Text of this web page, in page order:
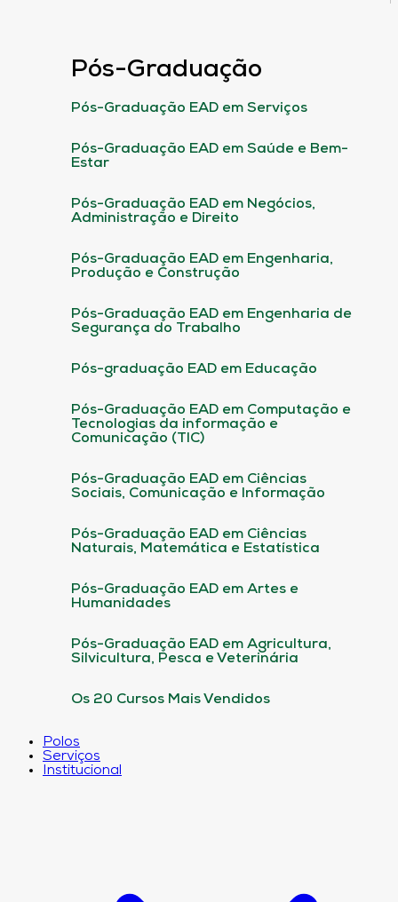
Pós-Graduação
Pós-Graduação EAD em Serviços
Pós-Graduação EAD em Saúde e Bem-
Estar
Pós-Graduação EAD em Negócios,
Administração e Direito
Pós-Graduação EAD em Engenharia,
Produção e Construção
Pós-Graduação EAD em Engenharia de
Segurança do Trabalho
Pós-graduação EAD em Educação
Pós-Graduação EAD em Computação e
Tecnologias da informação e
Comunicação (TIC)
Pós-Graduação EAD em Ciências
Sociais, Comunicação e Informação
Pós-Graduação EAD em Ciências
Naturais, Matemática e Estatística
Pós-Graduação EAD em Artes e
Humanidades
Pós-Graduação EAD em Agricultura,
Silvicultura, Pesca e Veterinária
Os 20 Cursos Mais Vendidos
Polos
Serviços
Institucional